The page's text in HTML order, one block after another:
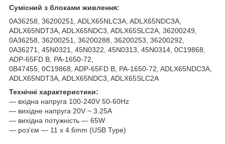
Cумісний з блоками живлення:
0A36258, 36200251, ADLX65NLC3A, ADLX65NDC3A,
ADLX65NDT3A, ADLX65NDC3, ADLX65SLC2A, 36200249,
0A36258, 36200251, 36200288, 36200253, 36200292,
0A36271, 45N0321, 45N0322, 45N0313, 45N0314, 0C19868,
ADP-65FD B, PA-1650-72,
0B47455, 0C19868, ADP-65FD B, PA-1650-72, ADLX65NDC3A,
ADLX65NDT3A, ADLX65NDC3, ADLX65SLC2A
Технічні характеристики:
― вхідна напруга 100-240V 50-60Hz
― вихідне напруга 20V ~ 3.25A
― вихідна потужність ― 65W
― роз'єм ― 11 x 4.6mm (USB Type)